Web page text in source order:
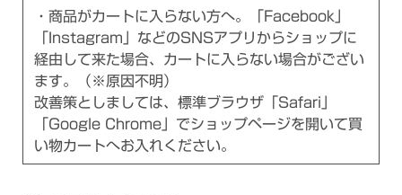
・商品がカートに入らない方へ。「Facebook」
「Instagram」などのSNSアプリからショップに
経由して来た場合、カートに入らない場合がござい
ます。（※原因不明）
改善策としましては、標準ブラウザ「Safari」
「Google Chrome」でショップページを開いて買
い物カートへお入れください。